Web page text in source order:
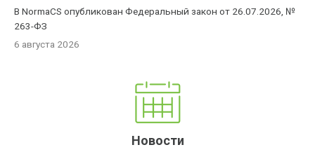
В NormaCS опубликован Федеральный закон от 26.07.2026, №
263-ФЗ
6 августа 2026
Новости